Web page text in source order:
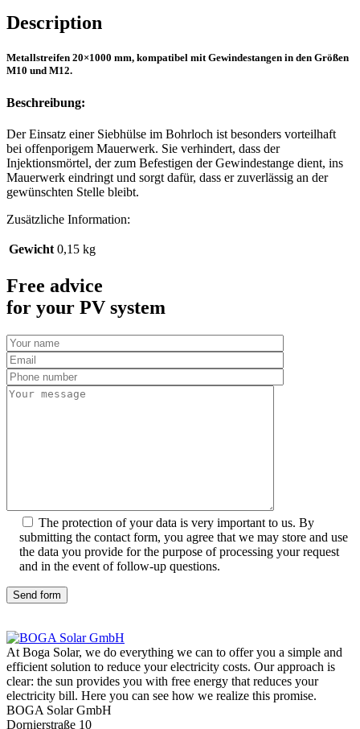
Description
Metallstreifen 20×1000 mm, kompatibel mit Gewindestangen in den Größen
M10 und M12.
Beschreibung:
Der Einsatz einer Siebhülse im Bohrloch ist besonders vorteilhaft
bei offenporigem Mauerwerk. Sie verhindert, dass der
Injektionsmörtel, der zum Befestigen der Gewindestange dient, ins
Mauerwerk eindringt und sorgt dafür, dass er zuverlässig an der
gewünschten Stelle bleibt.
Zusätzliche Information:
Gewicht 0,15 kg
Free advice
for your PV system
The protection of your data is very important to us. By
submitting the contact form, you agree that we may store and use
the data you provide for the purpose of processing your request
and in the event of follow-up questions.
Send form
At Boga Solar, we do everything we can to offer you a simple and
efficient solution to reduce your electricity costs. Our approach is
clear: the sun provides you with free energy that reduces your
electricity bill. Here you can see how we realize this promise.
BOGA Solar GmbH
Dornierstraße 10